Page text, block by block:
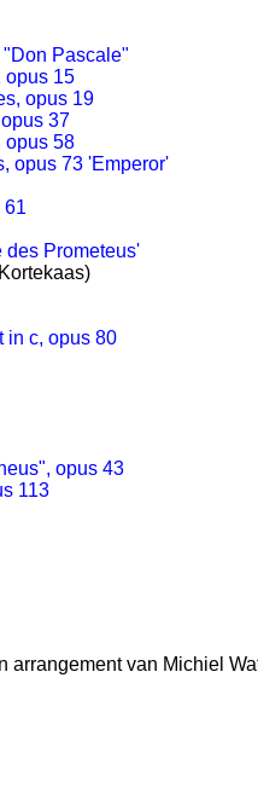
Pascale"
opus 15
opus 19
37
opus 58
opus 73 'Emperor'
61
des Prometeus'
in c, opus 80
opus 43
113
arrangement van Michiel